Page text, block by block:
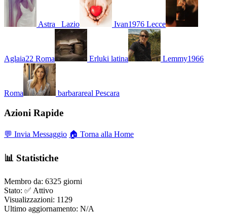
Astra_ Lazio Ivan1976 Lecce
Aglaia22 Roma Erluki latina Lemmy1966
Roma barbarareal Pescara
Azioni Rapide
💬 Invia Messaggio 🏠 Torna alla Home
📊 Statistiche
Membro da: 6325 giorni
Stato: ✅ Attivo
Visualizzazioni: 1129
Ultimo aggiornamento: N/A